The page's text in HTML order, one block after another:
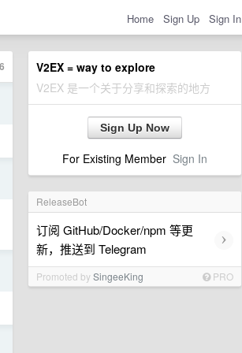
Home Sign Up Sign In
V2EX = way to explore
V2EX 是一个关于分享和探索的地方
Sign Up Now
For Existing Member Sign In
ReleaseBot
订阅 GitHub/Docker/npm 等更
新，推送到 Telegram
›
Promoted bySingeeKing PRO
6